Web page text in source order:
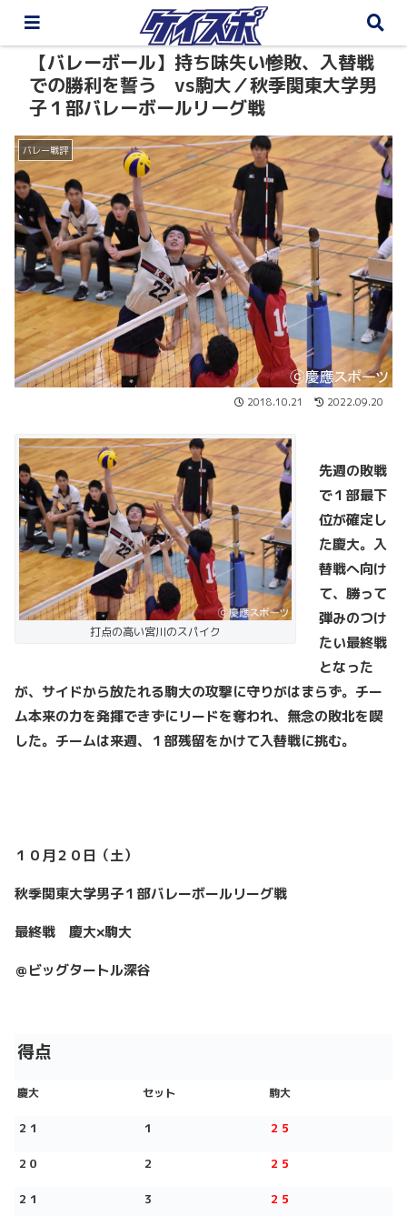
【バレーボール】持ち味失い惨敗、入替戦
での勝利を誓う vs駒大／秋季関東大学男
子１部バレーボールリーグ戦
バレー戦評
2018.10.21 2022.09.20
打点の高い宮川のスパイク
先週の敗戦
で１部最下
位が確定し
た慶大。入
替戦へ向け
て、勝って
弾みのつけ
たい最終戦
となった
が、サイドから放たれる駒大の攻撃に守りがはまらず。チー
ム本来の力を発揮できずにリードを奪われ、無念の敗北を喫
した。チームは来週、１部残留をかけて入替戦に挑む。
１０月２０日（土）
秋季関東大学男子１部バレーボールリーグ戦
最終戦 慶大×駒大
＠ビッグタートル深谷
得点
慶大 セット 駒大
２１ １ ２５
２０ ２ ２５
２１ ３ ２５